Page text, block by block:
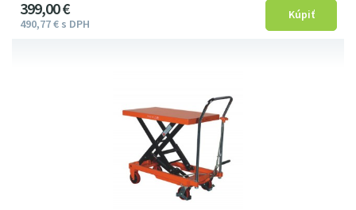
399 00€
490 77€ s DPH